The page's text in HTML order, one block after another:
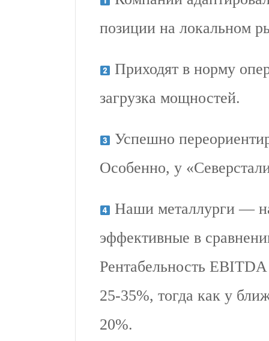
позиции на локальном
Приходят в норму
загрузка мощностей.
Успешно
Особенно, у
Наши металлурги —
эффективные в
Рентабельность
25-35%, тогда как у
20%.